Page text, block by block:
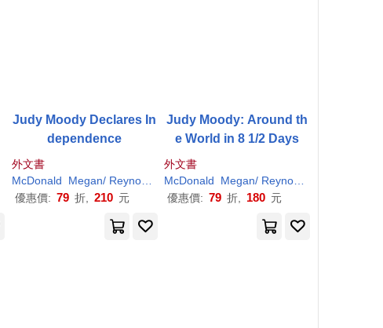
Peter H. (ILT)
Judy Moody Declares In
dependence
外文書
McDonald
Megan/ Reynolds Peter H. (ILT)
優惠價: 79 折, 210 元
Judy Moody: Around th
e World in 8 1/2 Days
外文書
McDonald
Megan/ Reynolds
優惠價: 79 折, 180 元